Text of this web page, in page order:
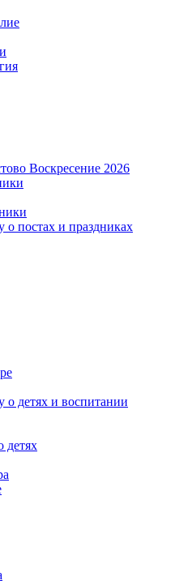
Воскресение 2026
постах и праздниках
детях и воспитании
детях